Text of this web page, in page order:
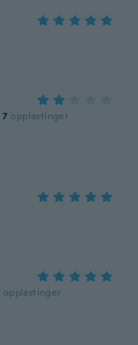
7 opplastinger
opplastinger